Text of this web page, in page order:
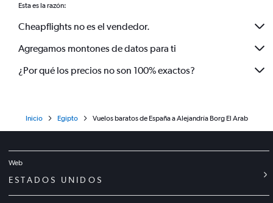
Esta es la razón:
Cheapflights no es el vendedor.
Agregamos montones de datos para ti
¿Por qué los precios no son 100% exactos?
Inicio Egipto Vuelos baratos de España a Alejandría Borg El Arab
Web
ESTADOS UNIDOS